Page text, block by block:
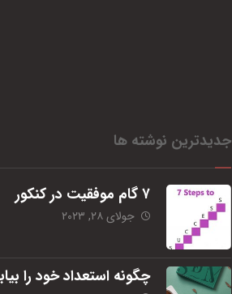
جدیدترین نوشته ها
۷ گام موفقیت در کنکور
جولای ۲۸, ۲۰۲۳
چگونه استعداد خود را